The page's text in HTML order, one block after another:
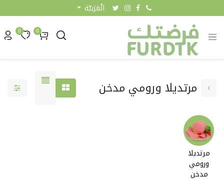
الْعَرَبيّة
0
0
مرتديلا ورومي مدخن
مرتديلا
ورومي
مدخن